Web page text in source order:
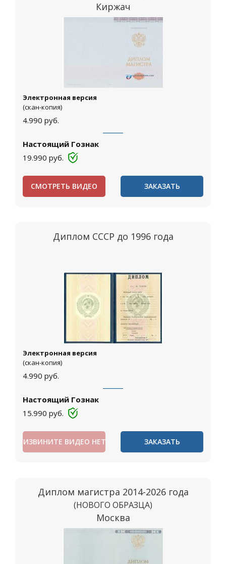
Киржач
Электронная версия
(скан-копия)
4.990 руб.
Настоящий Гознак
19.990 руб.
СМОТРЕТЬ ВИДЕО ЗАКАЗАТЬ
Диплом СССР до 1996 года
Электронная версия
(скан-копия)
4.990 руб.
Настоящий Гознак
15.990 руб.
ИЗВИНИТЕ ВИДЕО НЕТ ЗАКАЗАТЬ
Диплом магистра 2014-2026 года
(НОВОГО ОБРАЗЦА)
Москва